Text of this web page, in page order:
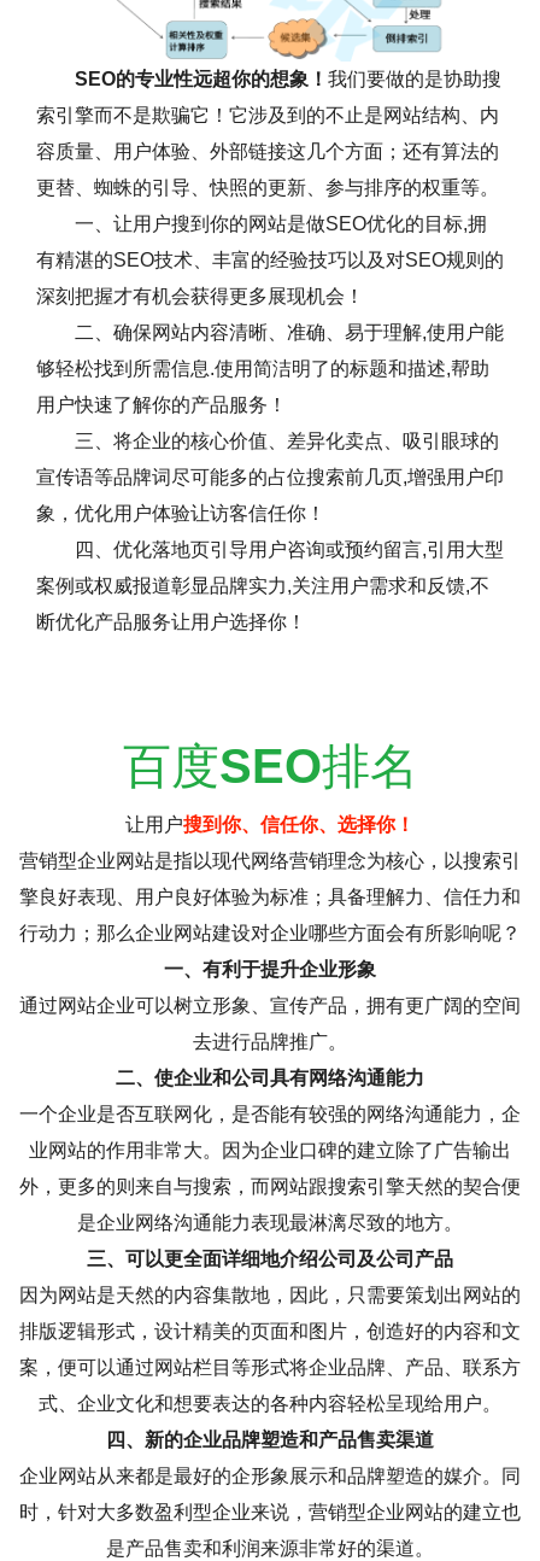
SEO的专业性远超你的想象！ 我们要做的是协助搜
索引擎而不是欺骗它！它涉及到的不止是网站结构、内
容质量、用户体验、外部链接这几个方面；还有算法的
更替、蜘蛛的引导、快照的更新、参与排序的权重等。
一、让用户搜到你的网站是做SEO优化的目标,拥
有精湛的SEO技术、丰富的经验技巧以及对SEO规则的
深刻把握才有机会获得更多展现机会！
二、确保网站内容清晰、准确、易于理解,使用户能
够轻松找到所需信息.使用简洁明了的标题和描述,帮助
用户快速了解你的产品服务！
三、将企业的核心价值、差异化卖点、吸引眼球的
宣传语等品牌词尽可能多的占位搜索前几页,增强用户印
象，优化用户体验让访客信任你！
四、优化落地页引导用户咨询或预约留言,引用大型
案例或权威报道彰显品牌实力,关注用户需求和反馈,不
断优化产品服务让用户选择你！
百度SEO排名
让用户搜到你、信任你、选择你！
营销型企业网站是指以现代网络营销理念为核心，以搜索引
擎良好表现、用户良好体验为标准；具备理解力、信任力和
行动力；那么企业网站建设对企业哪些方面会有所影响呢？
一、有利于提升企业形象
通过网站企业可以树立形象、宣传产品，拥有更广阔的空间
去进行品牌推广。
二、使企业和公司具有网络沟通能力
一个企业是否互联网化，是否能有较强的网络沟通能力，企
业网站的作用非常大。因为企业口碑的建立除了广告输出
外，更多的则来自与搜索，而网站跟搜索引擎天然的契合便
是企业网络沟通能力表现最淋漓尽致的地方。
三、可以更全面详细地介绍公司及公司产品
因为网站是天然的内容集散地，因此，只需要策划出网站的
排版逻辑形式，设计精美的页面和图片，创造好的内容和文
案，便可以通过网站栏目等形式将企业品牌、产品、联系方
式、企业文化和想要表达的各种内容轻松呈现给用户。
四、新的企业品牌塑造和产品售卖渠道
企业网站从来都是最好的企形象展示和品牌塑造的媒介。同
时，针对大多数盈利型企业来说，营销型企业网站的建立也
是产品售卖和利润来源非常好的渠道。